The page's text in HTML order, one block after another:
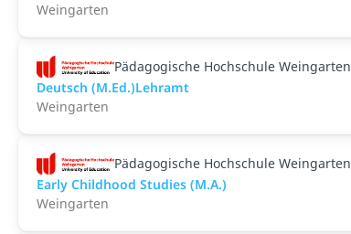
Weingarten
Pädagogische Hochschule Weingarten
Deutsch (M.Ed.)Lehramt
Weingarten
Pädagogische Hochschule Weingarten
Early Childhood Studies (M.A.)
Weingarten